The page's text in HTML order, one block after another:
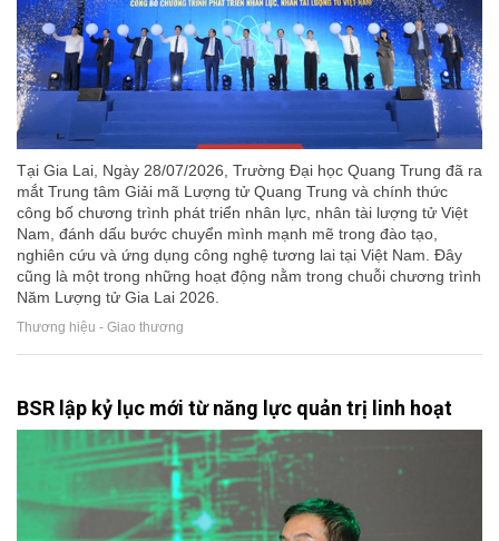
Tại Gia Lai, Ngày 28/07/2026, Trường Đại học Quang Trung đã ra
mắt Trung tâm Giải mã Lượng tử Quang Trung và chính thức
công bố chương trình phát triển nhân lực, nhân tài lượng tử Việt
Nam, đánh dấu bước chuyển mình mạnh mẽ trong đào tạo,
nghiên cứu và ứng dụng công nghệ tương lai tại Việt Nam. Đây
cũng là một trong những hoạt động nằm trong chuỗi chương trình
Năm Lượng tử Gia Lai 2026.
Thương hiệu - Giao thương
BSR lập kỷ lục mới từ năng lực quản trị linh hoạt